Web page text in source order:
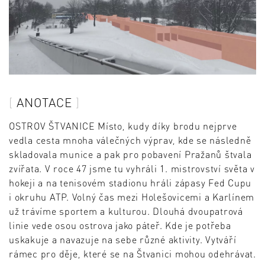
ANOTACE
OSTROV ŠTVANICE Místo, kudy díky brodu nejprve
vedla cesta mnoha válečných výprav, kde se následně
skladovala munice a pak pro pobavení Pražanů štvala
zvířata. V roce 47 jsme tu vyhráli 1. mistrovství světa v
hokeji a na tenisovém stadionu hráli zápasy Fed Cupu
i okruhu ATP. Volný čas mezi Holešovicemi a Karlínem
už trávíme sportem a kulturou. Dlouhá dvoupatrová
linie vede osou ostrova jako páteř. Kde je potřeba
uskakuje a navazuje na sebe různé aktivity. Vytváří
rámec pro děje, které se na Štvanici mohou odehrávat.